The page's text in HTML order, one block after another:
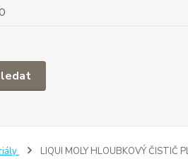
LIQUI MOLY HLOUBKOVÝ ČISTIČ